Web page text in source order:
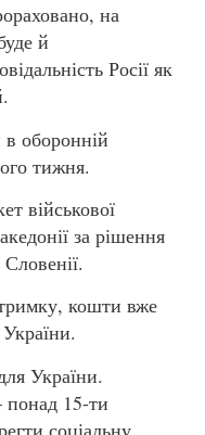
на
й
Росії як
оборонній
тижня.
військової
за рішення
кошти вже
України.
понад 15-ти
соціальну